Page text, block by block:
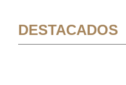
DESTACADOS